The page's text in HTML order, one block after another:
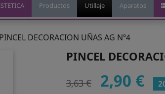
Productos Utillaje Aparatos
PINCEL DECORACION UÑAS AG Nº4
PINCEL
3,63 € 2,90 €